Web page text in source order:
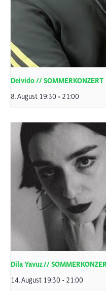
Deivido // SOMMERKONZERT
8. August 19:30 - 21:00
Dila Yavuz //
14. August 19:30 - 21:00